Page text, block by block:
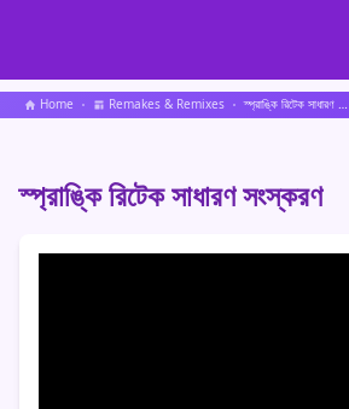
Home Remakes & Remixes স্প্রাঙ্কি রিটেক সাধারণ সংস্করণ
স্প্রাঙ্কি রিটেক সাধারণ সংস্করণ